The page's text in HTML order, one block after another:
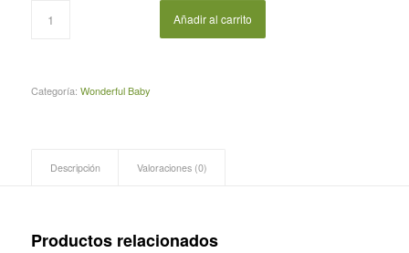
Añadir al carrito
Categoría: Wonderful Baby
Descripción Valoraciones (0)
Productos relacionados